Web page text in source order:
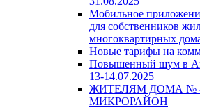
Мобильное
для собственников
многоквартирных
Новые тарифы на
Повышенный шум в
13-14.07.2025
ЖИТЕЛЯМ ДОМА №
МИКРОРАЙОН